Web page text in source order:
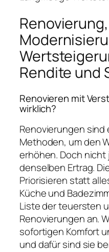
Renovierung,
Rendite und
Renovieren mit
wirklich?
Renovierungen
Methoden, um den
erhöhen. Doch
denselben Ertrag.
Priorisieren statt
Küche und
Liste der teuersten
Renovierungen an.
sofortigen Komfort
und dafür sind sie